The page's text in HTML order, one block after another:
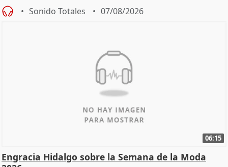
Sonido Totales 07/08/2026
06:15
Engracia Hidalgo sobre la Semana de la Moda